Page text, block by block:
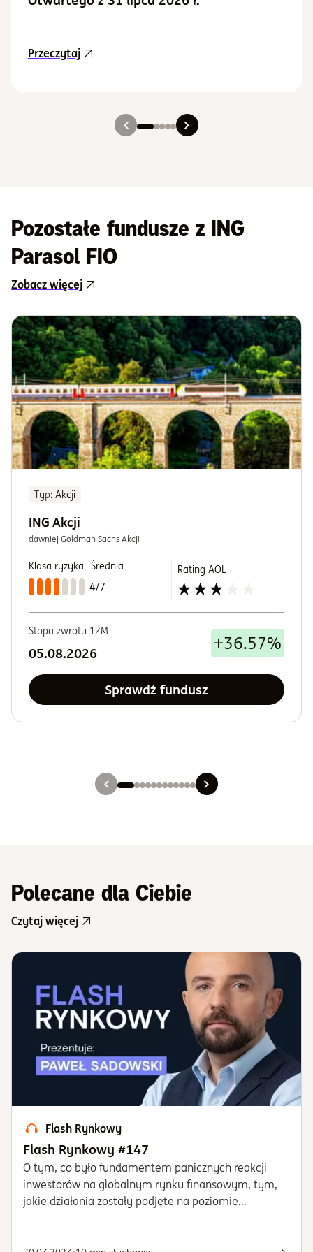
Przeczytajaktualność Aktualizacja Prospektu
Slajd 1
Slajd 2
Slajd 3
Slajd 4
Slajd 5
Pozostałe fundusze z ING
Parasol FIO
Zobacz więcej
Typ: Akcji
ING Akcji
dawniej Goldman Sachs Akcji
Klasa ryzyka: Średnia
4/7
Rating AOL
Stopa zwrotu 12M
05.08.2026 +36.57%
Sprawdź fundusz
Slajd 7
Slajd 8
Slajd 9
Slajd 10
Slajd 11
Slajd 12
Polecane dla Ciebie
Czytaj więcej
Flash Rynkowy
Flash Rynkowy #147
O tym, co było fundamentem panicznych reakcji
inwestorów na globalnym rynku finansowym, tym,
jakie działania zostały podjęte na poziomie